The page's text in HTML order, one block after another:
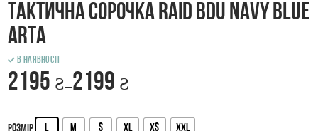
Тактична сорочка RAID BDU navy blue
ARTA
В наявності
2195 ₴–2199 ₴
Розмір L M S XL XS XXL